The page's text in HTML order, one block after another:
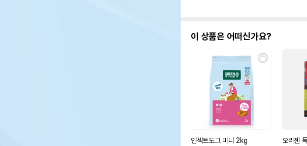
이 상품은 어떠신가요?
인섹트도그 미니 2kg 오리젠